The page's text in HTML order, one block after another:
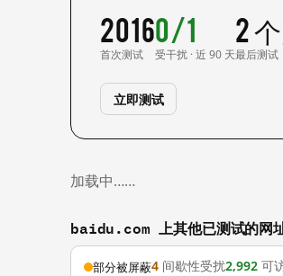
2016
首次测试
0/1
受干扰 · 近 90 天
2
最后测试
立即测试
加载中……
baidu.com 上其他已测试的网
部分被屏蔽4 间歇性受扰2,992 可